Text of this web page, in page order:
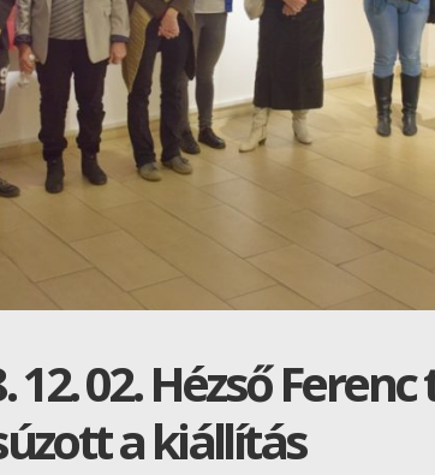
12. 02. Hézső
a kiállítás